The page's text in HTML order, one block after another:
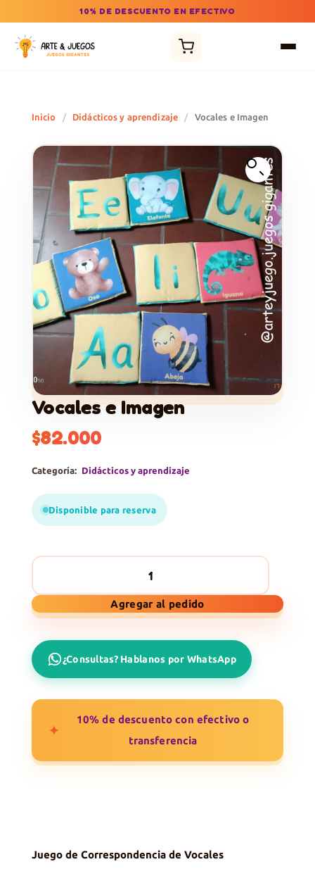
10% DE DESCUENTO EN EFECTIVO
Inicio / Didácticos y aprendizaje / Vocales e Imagen
Vocales e Imagen
$82.000
Categoría: Didácticos y aprendizaje
Disponible para reserva
Vocales
e
Agregar al pedido
¿Consultas? Hablanos por WhatsApp
✦
10% de descuento con efectivo o
transferencia
Juego de Correspondencia de Vocales